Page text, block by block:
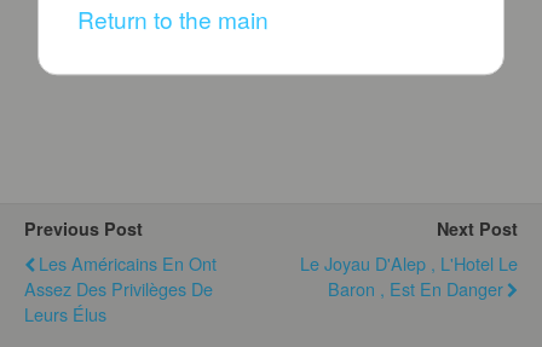
Previous Post
Les Américains En Ont
Assez Des Privilèges De
Leurs Élus
Next Post
Le Joyau D'Alep , L'Hotel Le
Baron , Est En Danger
Return to the main